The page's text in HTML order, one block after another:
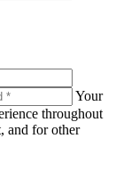
Your
throughout
and for other